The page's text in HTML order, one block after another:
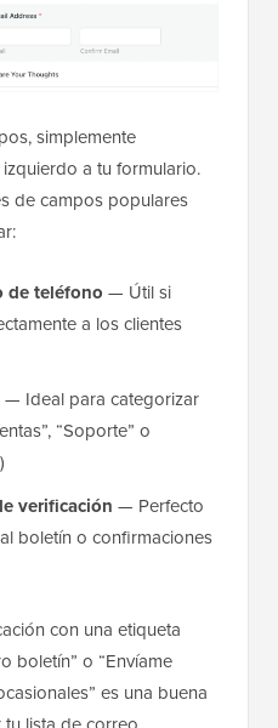
simplemente
a tu formulario.
de campos populares
de teléfono — Útil si
a los clientes
— Ideal para categorizar
“Soporte” o
verificación — Perfecto
boletín o confirmaciones
con una etiqueta
boletín” o “Envíame
es una buena